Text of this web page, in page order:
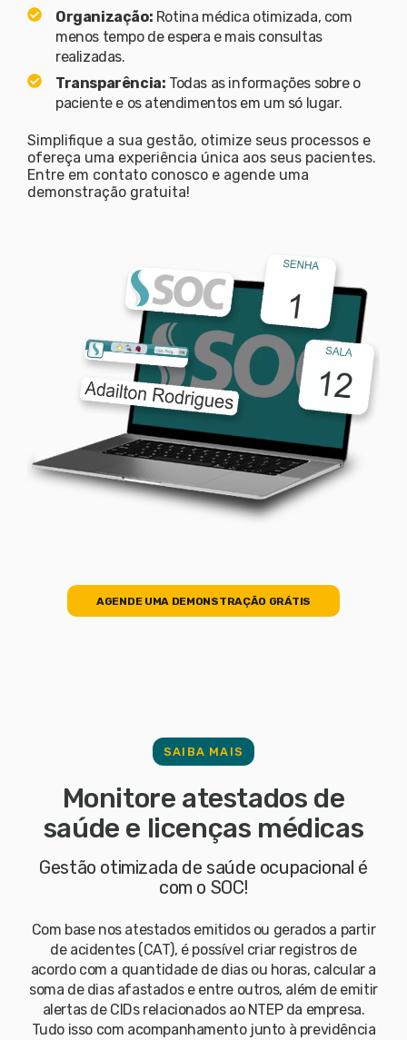
Organização: Rotina médica otimizada, com
menos tempo de espera e mais consultas
realizadas.
Transparência: Todas as informações sobre o
paciente e os atendimentos em um só lugar.
Simplifique a sua gestão, otimize seus processos e
ofereça uma experiência única aos seus pacientes.
Entre em contato conosco e agende uma
demonstração gratuita!
AGENDE UMA DEMONSTRAÇÃO GRÁTIS
SAIBA MAIS
Monitore atestados de
saúde e licenças médicas
Gestão otimizada de saúde ocupacional é
com o SOC!
Com base nos atestados emitidos ou gerados a partir
de acidentes (CAT), é possível criar registros de
acordo com a quantidade de dias ou horas, calcular a
soma de dias afastados e entre outros, além de emitir
alertas de CIDs relacionados ao NTEP da empresa.
Tudo isso com acompanhamento junto à previdência